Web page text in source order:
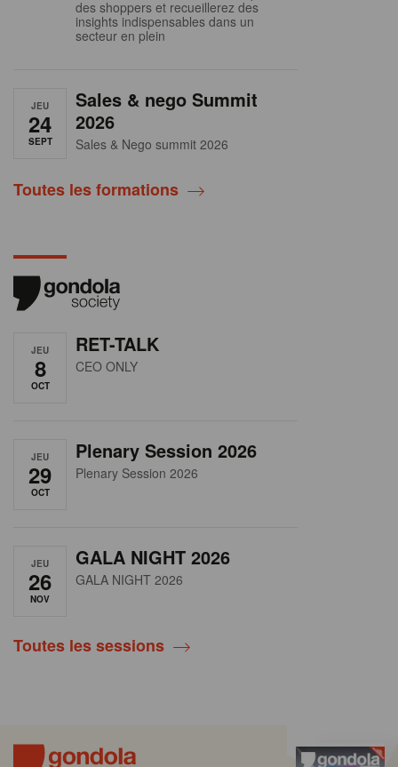
des shoppers et recueillerez des
insights indispensables dans un
secteur en plein
JEU
24
SEPT
Sales & nego Summit
2026
Sales & Nego summit 2026
Toutes les formations
JEU
8
OCT
RET-TALK
CEO ONLY
JEU
29
OCT
Plenary Session 2026
Plenary Session 2026
JEU
26
NOV
GALA NIGHT 2026
GALA NIGHT 2026
Toutes les sessions